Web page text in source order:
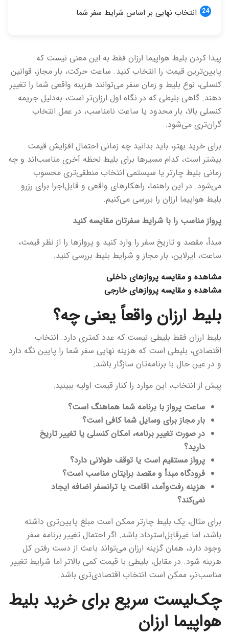
انتخاب نهایی بر اساس شرایط سفر شما
پیدا کردن بلیط هواپیما ارزان فقط به این معنی نیست که
پایین‌ترین قیمت را انتخاب کنید. ساعت حرکت، بار مجاز، قوانین
کنسلی، نوع بلیط و زمان سفر می‌توانند هزینه واقعی شما را تغییر
دهند. گاهی بلیطی که در نگاه اول ارزان‌تر است، به‌دلیل جریمه
کنسلی بالا، بار محدود یا ساعت نامناسب، در عمل انتخاب
گران‌تری می‌شود.
برای خرید بهتر، باید بدانید چه زمانی احتمال افزایش قیمت
بیشتر است، کدام مسیرها برای بلیط لحظه آخری مناسب‌اند و چه
زمانی بلیط چارتر یا سیستمی انتخاب منطقی‌تری محسوب
می‌شود. در این راهنما، راهکارهای واقعی و قابل‌اجرا برای رزرو
بلیط هواپیما ارزان را بررسی می‌کنیم.
پرواز مناسب را با شرایط سفرتان مقایسه کنید
مبدأ، مقصد و تاریخ سفر را وارد کنید و پروازها را از نظر قیمت،
ساعت، ایرلاین، بار مجاز و شرایط بلیط بررسی کنید.
مشاهده و مقایسه پروازهای داخلی
مشاهده و مقایسه پروازهای خارجی
بلیط ارزان واقعاً یعنی چه؟
بلیط ارزان فقط بلیطی نیست که عدد کمتری دارد. انتخاب
اقتصادی، بلیطی است که هزینه نهایی سفر شما را پایین نگه دارد
و در عین حال با برنامه‌تان سازگار باشد.
پیش از انتخاب، این موارد را کنار قیمت اولیه ببینید:
ساعت پرواز با برنامه شما هماهنگ است؟
بار مجاز برای وسایل شما کافی است؟
در صورت تغییر برنامه، امکان کنسلی یا تغییر تاریخ
دارید؟
پرواز مستقیم است یا توقف طولانی دارد؟
فرودگاه مبدأ و مقصد برایتان مناسب است؟
هزینه رفت‌وآمد، اقامت یا ترانسفر اضافه ایجاد
نمی‌کند؟
برای مثال، یک بلیط چارتر ممکن است مبلغ پایین‌تری داشته
باشد، اما غیرقابل‌استرداد باشد. اگر احتمال تغییر برنامه سفر
وجود دارد، همان گزینه ارزان می‌تواند باعث از دست رفتن کل
هزینه شود. در مقابل، بلیطی با قیمت کمی بالاتر اما شرایط تغییر
مناسب‌تر، ممکن است انتخاب اقتصادی‌تری باشد.
چک‌لیست سریع برای خرید بلیط
هواپیما ارزان